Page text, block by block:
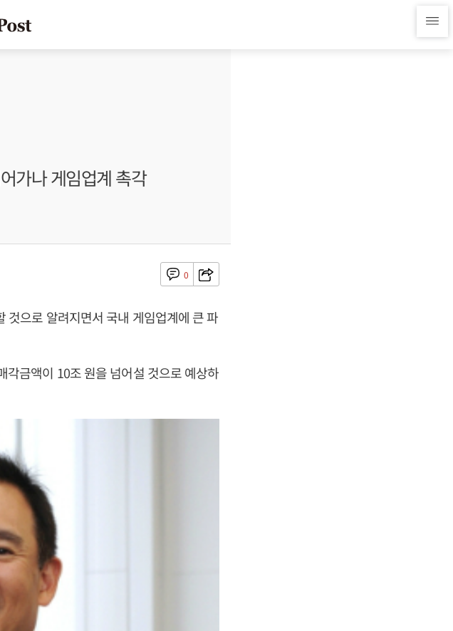
가나 게임업계 촉각
0
것으로 알려지면서 국내 게임업계에 큰 파
각금액이 10조 원을 넘어설 것으로 예상하